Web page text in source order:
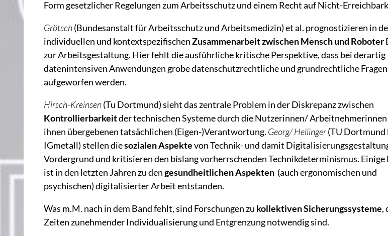
Form gesetzlicher Regelungen zum Arbeitsschutz und einem Recht auf Nicht-
Grötsch(Bundesanstalt für Arbeitsschutz und Arbeitsmedizin) et al. prognostizieren in
individuellen und kontextspezifischenZusammenarbeit zwischen Mensch und Roboter
zur Arbeitsgestaltung. Hier fehlt die ausführliche kritische Perspektive, dass bei derartig
datenintensiven Anwendungen grobe datenschutzrechtliche und grundrechtliche Fragen
aufgeworfen werden.
Hirsch-Kreinsen(Tu Dortmund) sieht das zentrale Problem in der Diskrepanz zwischen
Kontrollierbarkeitder technischen Systeme durch die Nutzerinnen/
ihnen übergebenen tatsächlichen (Eigen-)Verantwortung. Georg/ Hellinger(TU Dortmund
IGmetall) stellen diesozialen Aspektevon Technik- und damit
Vordergrund und kritisieren den bislang vorherrschenden Technikdeterminismus. Einige
ist in den letzten Jahren zu dengesundheitlichen Aspekten (auch ergonomischen und
psychischen) digitalisierter Arbeit entstanden.
Was m.M. nach in dem Band fehlt, sind Forschungen zu kollektiven Sicherungssysteme,
Zeiten zunehmender Individualisierung und Entgrenzung notwendig sind.